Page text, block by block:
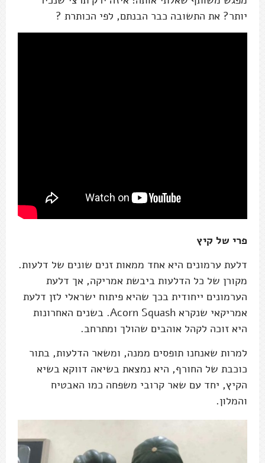
יותר? את התשובה כבר הבנתם, לפי הכותרת ?
פרי של קיץ
דלעת ערמונים היא אחד ממאות זנים שונים של דלעות.
מקורן של כל הדלעות ביבשת אמריקה, אך דלעת
הערמונים ייחודית בכך שהיא פיתוח ישראלי לזן דלעת
אמריקאי שנקרא Acorn Squash. בשנים האחרונות
היא זוכה לקהל אוהבים שהולך ומתרחב.
למרות שאנחנו תופסים ממנה, ומשאר הדלעות, בתור
כוכבת של החורף, היא נמצאת בשיאה דווקא בשיא
הקיץ, יחד עם שאר קרובי משפחה כמו האבטיח
והמלון.